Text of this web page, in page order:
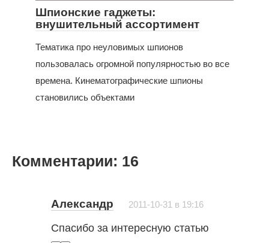
Шпионские гаджеты:
внушительный ассортимент
Тематика про неуловимых шпионов
пользовалась огромной популярностью во все
времена. Кинематографические шпионы
становились объектами
Комментарии: 16
Александр 2011-10-31 в 19:16
Спасибо за интересную статью